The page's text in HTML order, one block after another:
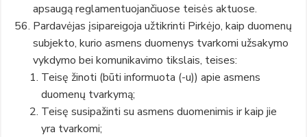
apsaugą reglamentuojančiuose teisės aktuose.
Pardavėjas įsipareigoja užtikrinti Pirkėjo, kaip duomenų
subjekto, kurio asmens duomenys tvarkomi užsakymo
vykdymo bei komunikavimo tikslais, teises:
Teisę žinoti (būti informuota (-u)) apie asmens
duomenų tvarkymą;
Teisę susipažinti su asmens duomenimis ir kaip jie
yra tvarkomi;